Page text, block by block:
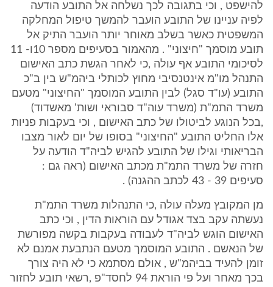
להישפט , וכי בתגובה לכך נשלחה אל התובע הודעה
לפיה עניינו של התובע הועבר להמשך טיפול המחלקה
המשפטית כאשר בשלב מאוחר יותר הועבר התיק אל
תובע מוסמך "חיצוני" . מהאמור בסעיפים מספר 10ו- 11
לסיכומי התובע אף עולה ,כי לאחר הגשת כתב האישום
התנהל מו"מ אינטנסיבי מחוץ לכותלי ביהמ"ש בין ב"כ
התובע (עו"ד סגל) לבין התובע המוסמך "החיצוני" מטעם
משרד התמ"ת (משרד עוה"ד סבוראי ושות' מאשדוד)
,בכל הנוגע לביטולו של כתב האישום , וכי בעקבות פניות
אלו החליט התובע "החיצוני" בסופו של יום לאור מצבו
הבריאותי וגילו של התובע להגיש לביה"ד הודעה על
חזרה של משרד התמ"ת מכתב האישום (ראה גם :
סעיפים 39 - 43 לכתב ההגנה) .
מן המקובץ מעלה עולה ,כי התנהלות משרד התמ"ת
נעשתה עקב בצד אגודל עם הוראות הדין , וכי כתב
האישום הוגש לביה"ד לעבודה בעקבות בקשה מפורשת
של הנאשם . התובע המוסמך מטעם הנתבעת אמנם לא
זומן להעיד בביהמ"ש , אולם מסתמא כי לא היה צורך
בכך מאחר ועל פי הוראת 94 לחסד"פ ,רשאי תובע לחזור